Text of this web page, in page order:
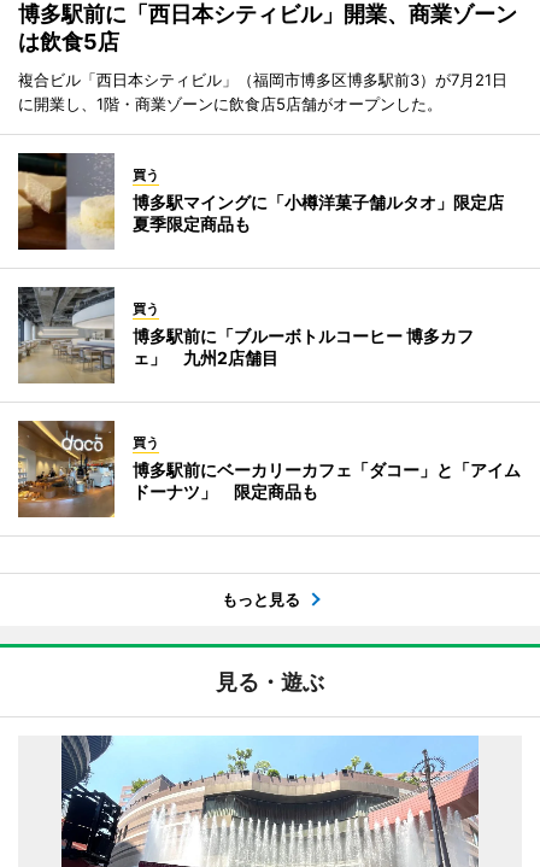
博多駅前に「西日本シティビル」開業、商業ゾーン
は飲食5店
複合ビル「西日本シティビル」（福岡市博多区博多駅前3）が7月21日
に開業し、1階・商業ゾーンに飲食店5店舗がオープンした。
買う
博多駅マイングに「小樽洋菓子舗ルタオ」限定店
夏季限定商品も
買う
博多駅前に「ブルーボトルコーヒー 博多カフ
ェ」 九州2店舗目
買う
博多駅前にベーカリーカフェ「ダコー」と「アイム
ドーナツ」 限定商品も
もっと見る
見る・遊ぶ